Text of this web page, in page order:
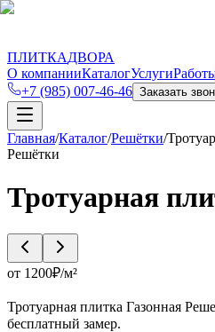
ПЛИТКАДВОРА
О компанииКаталогУслуги
+7 (985) 007-46-46 Заказать
Главная/Каталог/Решётки/
Решётки
Тротуарная
от 1200₽/м²
Тротуарная плитка Газонная
бесплатный замер.